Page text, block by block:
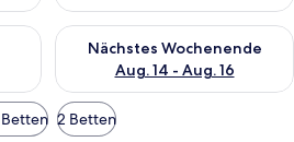
für dieses Wochenende, Aug. 7
Nächstes Wochenende
Aug. 14 - Aug. 16
Überprüfe die Verfügbarkeit
2 Betten